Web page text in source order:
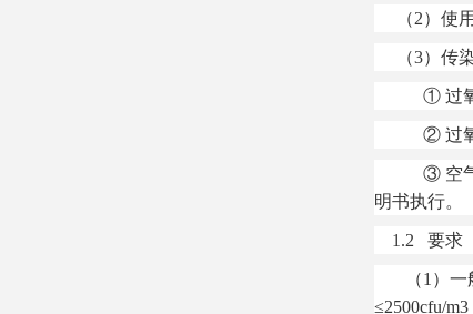
（2）使用
（3）传染
① 过氧化
② 过氧乙
③ 空气消
明书执行。
1.2 要求
（1）一般
≤2500cfu/m3